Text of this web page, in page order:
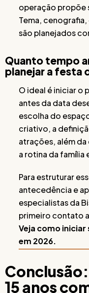
operação propõe
Tema,
são planejados
Quanto tempo
planejar a festa
O ideal é iniciar o
antes da data
escolha do
criativo, a
atrações, além
a rotina da família
Para estruturar
antecedência e
especialistas da
primeiro contato
Veja como iniciar
em 2026.
15 anos